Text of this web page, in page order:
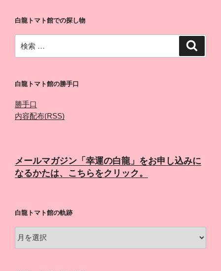
白龍トマト館での探し物
索:
白龍トマト館の勝手口
勝手口
内容配布(RSS)
メールマガジン「幸運の白龍」をお申し込みに
なるかたは、こちらをクリック。
白龍トマト館の軌跡
白